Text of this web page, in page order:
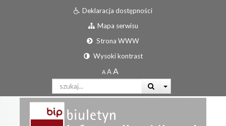
Deklaracja dostępności
Mapa serwisu
Strona WWW
Wysoki kontrast